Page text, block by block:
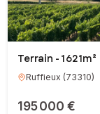
Terrain - 1 621m²
Ruffieux (73310)
195 000 €